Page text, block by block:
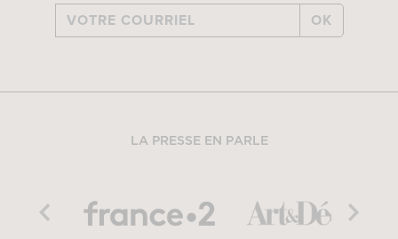
OK
LA PRESSE EN PARLE